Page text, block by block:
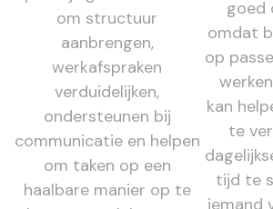
om structuur
aanbrengen,
werkafspraken
verduidelijken,
ondersteunen bij
communicatie en helpen
om taken op een
haalbare manier op te
goed
omdat
op
kan
te
tijd te